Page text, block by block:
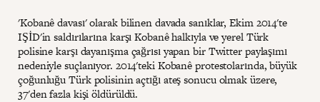
'Kobanê davası' olarak bilinen davada sanıklar, Ekim 2014'te
IŞİD'in saldırılarına karşı Kobanê halkıyla ve yerel Türk
polisine karşı dayanışma çağrısı yapan bir Twitter paylaşımı
nedeniyle suçlanıyor. 2014'teki Kobanê protestolarında, büyük
çoğunluğu Türk polisinin açtığı ateş sonucu olmak üzere,
37'den fazla kişi öldürüldü.